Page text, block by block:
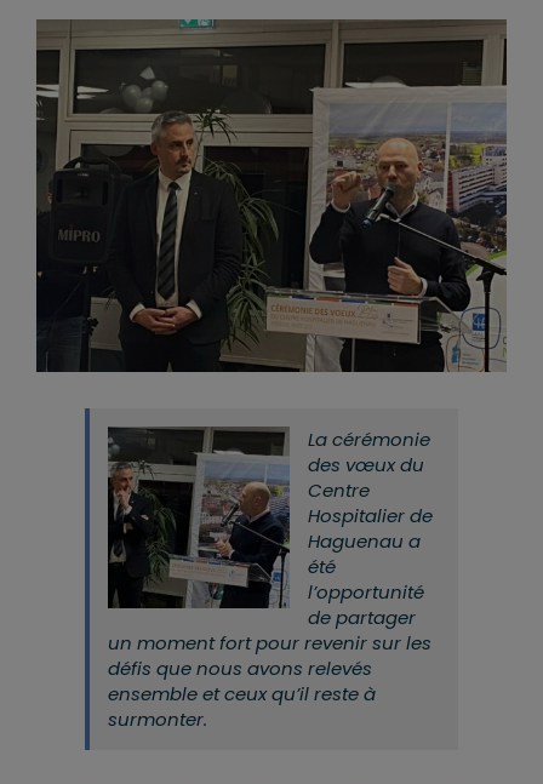
La cérémonie
des vœux du
Centre
Hospitalier de
Haguenau a
été
l’opportunité
de partager
un moment fort pour revenir sur les
défis que nous avons relevés
ensemble et ceux qu’il reste à
surmonter.